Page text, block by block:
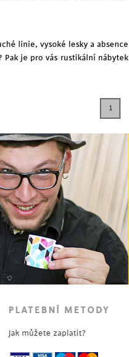
linie, vysoké lesky a absence
je pro vás rustikální nábytek
1
PLATEBNÍ METODY
Jak můžete zaplatit?